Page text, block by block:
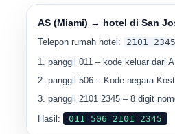
AS (Miami) → hotel di San
Telepon rumah hotel: 2101 2345
panggil011 – kode keluar dari
panggil506 – Kode negara
panggil2101 2345 – 8 digit
Hasil:
011 506 2101 2345